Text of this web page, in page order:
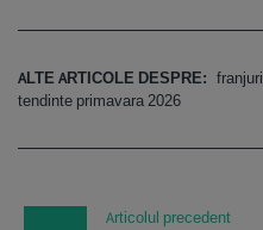
ALTE ARTICOLE DESPRE: franjuri
tendinte primavara 2026
Articolul precedent